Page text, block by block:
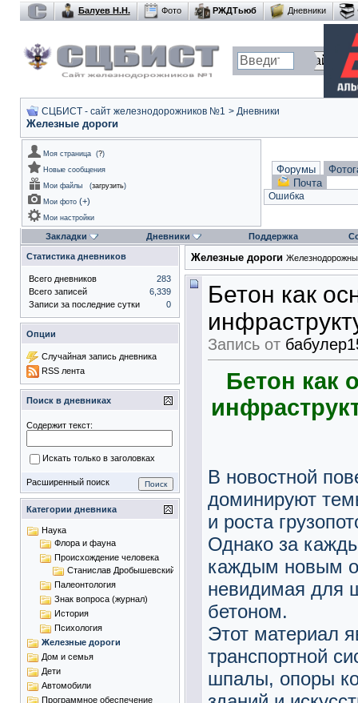
Балуев Н.Н. Фото РЖДТьюб Дневники
СЦБИСТ - сайт железнодорожников №1 > Дневники
Железные дороги
Моя страница (?)
Новые сообщения
Мои файлы
(загрузить)
Мои фото (+)
Мои настройки
Форумы
Почта
Ошибка
Закладки Дневники Поддержка
Железные дороги
Бетон как
Запись от
Бетон как
В новостной
доминируют
и роста
Однако за
каждым новым
невидимая для
бетоном.
Этот материал
транспортной
шпалы, опоры
Статистика дневников
Всего дневников
283
Всего записей
6,339
Записи за последние сутки
0
Опции
Случайная запись дневника
RSS лента
Поиск в дневниках
Содержит текст:
Искать только в заголовках
Расширенный поиск
Категории дневника
Наука
Флора и фауна
Происхождение человека
Станислав Дробышевский
Палеонтология
Знак вопроса (журнал)
История
Психология
Железные дороги
Дом и семья
Дети
Автомобили
Программное обеспечение